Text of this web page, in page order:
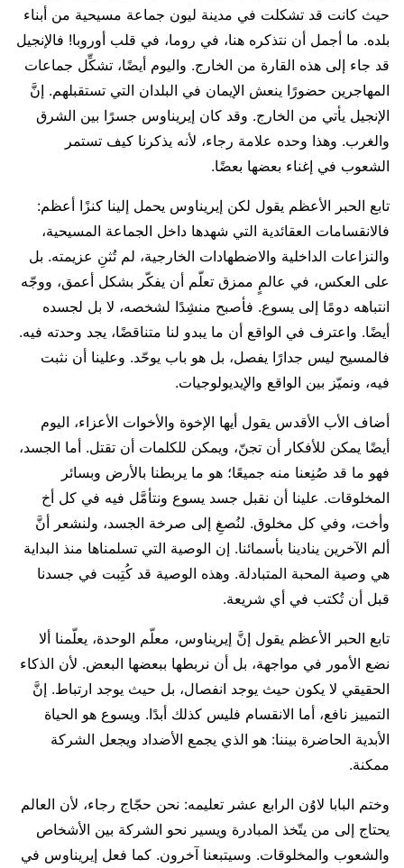
حيث كانت قد تشكلت في مدينة ليون جماعة مسيحية من أبناء
بلده. ما أجمل أن نتذكره هنا، في روما، في قلب أوروبا! فالإنجيل
قد جاء إلى هذه القارة من الخارج. واليوم أيضًا، تشكِّل جماعات
المهاجرين حضورًا ينعش الإيمان في البلدان التي تستقبلهم. إنَّ
الإنجيل يأتي من الخارج. وقد كان إيريناوس جسرًا بين الشرق
والغرب. وهذا وحده علامة رجاء، لأنه يذكرنا كيف تستمر
الشعوب في إغناء بعضها بعضًا.
تابع الحبر الأعظم يقول لكن إيريناوس يحمل إلينا كنزًا أعظم:
فالانقسامات العقائدية التي شهدها داخل الجماعة المسيحية،
والنزاعات الداخلية والاضطهادات الخارجية، لم تُثنِ عزيمته. بل
على العكس، في عالمٍ ممزق تعلّم أن يفكّر بشكل أعمق، ووجّه
انتباهه دومًا إلى يسوع. فأصبح منشِدًا لشخصه، لا بل لجسده
أيضًا. واعترف في الواقع أن ما يبدو لنا متناقضًا، يجد وحدته فيه.
فالمسيح ليس جدارًا يفصل، بل هو باب يوحّد. وعلينا أن نثبت
فيه، ونميّز بين الواقع والإيديولوجيات.
أضاف الأب الأقدس يقول أيها الإخوة والأخوات الأعزاء، اليوم
أيضًا يمكن للأفكار أن تجنّ، ويمكن للكلمات أن تقتل. أما الجسد،
فهو ما قد صُنِعنا منه جميعًا؛ هو ما يربطنا بالأرض وبسائر
المخلوقات. علينا أن نقبل جسد يسوع ونتأمَّل فيه في كل أخ
وأخت، وفي كل مخلوق. لنُصغِ إلى صرخة الجسد، ولنشعر أنَّ
ألم الآخرين ينادينا بأسمائنا. إن الوصية التي تسلمناها منذ البداية
هي وصية المحبة المتبادلة. وهذه الوصية قد كُتِبت في جسدنا
قبل أن تُكتب في أي شريعة.
تابع الحبر الأعظم يقول إنَّ إيريناوس، معلّم الوحدة، يعلّمنا ألا
نضع الأمور في مواجهة، بل أن نربطها ببعضها البعض. لأن الذكاء
الحقيقي لا يكون حيث يوجد انفصال، بل حيث يوجد ارتباط. إنَّ
التمييز نافع، أما الانقسام فليس كذلك أبدًا. ويسوع هو الحياة
الأبدية الحاضرة بيننا: هو الذي يجمع الأضداد ويجعل الشركة
ممكنة.
وختم البابا لاوُن الرابع عشر تعليمه: نحن حجّاج رجاء، لأن العالم
يحتاج إلى من يتّخذ المبادرة ويسير نحو الشركة بين الأشخاص
والشعوب والمخلوقات. وسيتبعنا آخرون. كما فعل إيريناوس في